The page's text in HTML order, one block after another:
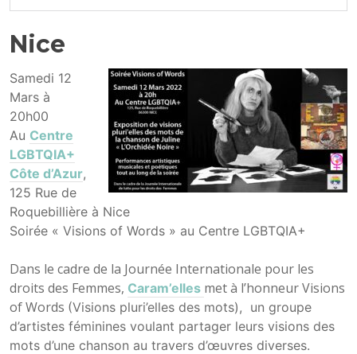
Nice
Samedi 12
Mars à
20h00
Au Centre
LGBTQIA+
Côte d’Azur,
125 Rue de
Roquebillière à Nice
Soirée « Visions of Words » au Centre LGBTQIA+
Dans le cadre de la Journée Internationale pour les
droits des Femmes, Caram’elles met à l’honneur Visions
of Words (Visions pluri’elles des mots), un groupe
d’artistes féminines voulant partager leurs visions des
mots d’une chanson au travers d’œuvres diverses.